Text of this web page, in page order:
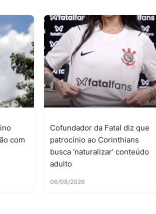
com
Cofundador da Fatal diz que
patrocínio ao Corinthians
busca ‘naturalizar’ conteúdo
adulto
06/08/2026